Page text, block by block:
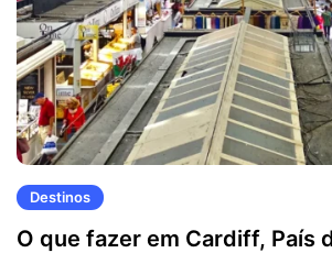
Destinos
O que fazer em Cardiff, País